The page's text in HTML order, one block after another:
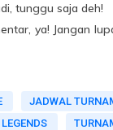
tunggu saja deh!
ya! Jangan
JADWAL